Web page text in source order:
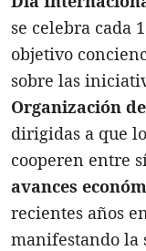
se celebra cada
objetivo
sobre las
Organización
dirigidas a que
cooperen entre
avances
recientes años en
manifestando la